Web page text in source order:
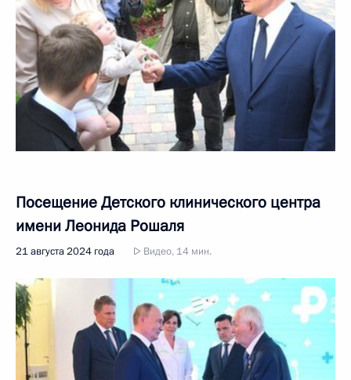
Посещение Детского клинического центра
имени Леонида Рошаля
21 августа 2024 года Видео, 14 мин.